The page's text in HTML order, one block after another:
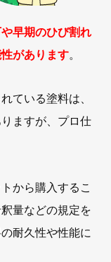
早期のひび割れ
があります。
ている塗料は、
ますが、プロ仕
から購入するこ
量などの規定を
耐久性や性能に